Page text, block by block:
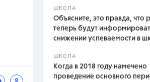
ШКОЛА
Объясните, это правда, что
теперь будут
снижении успеваемости в
ШКОЛА
Когда в 2018 году намечено
проведение основного